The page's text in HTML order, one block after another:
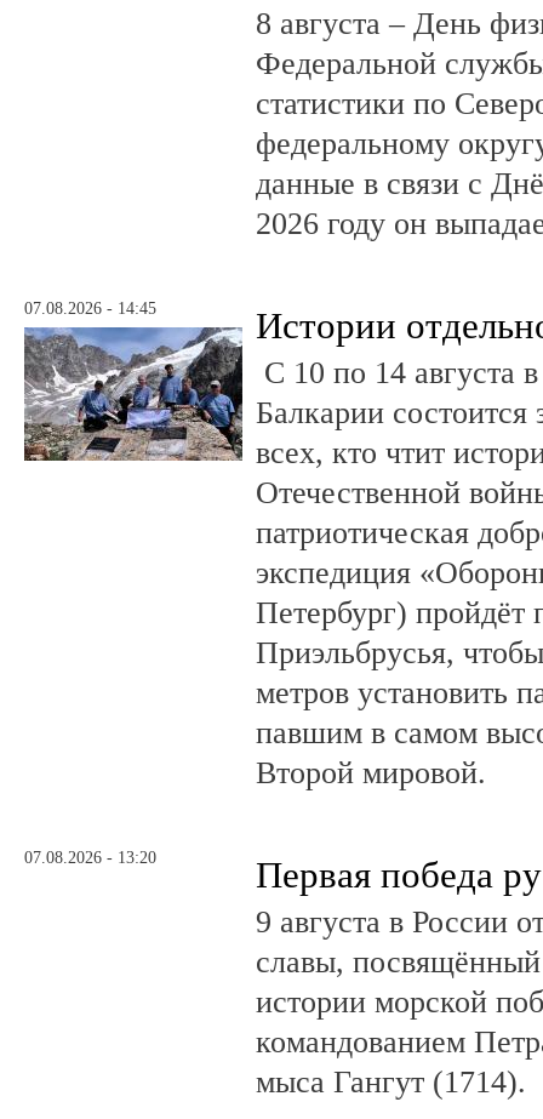
8 августа – День
Федеральной
статистики по
федеральному
данные в связи с
2026 году он
07.08.2026 - 14:45 Истории
С 10 по 14 августа
Балкарии состоится
всех, кто чтит
Отечественной
патриотическая
экспедиция
Петербург) пройдёт
Приэльбрусья,
метров установить
павшим в самом
Второй мировой.
07.08.2026 - 13:20 Первая победа
9 августа в России
славы, посвящённый
истории морской
командованием
мыса Гангут (1714).